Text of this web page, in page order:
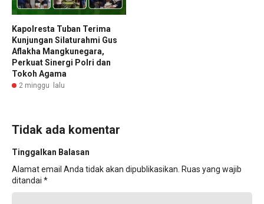
Kapolresta Tuban Terima
Kunjungan Silaturahmi Gus
Aflakha Mangkunegara,
Perkuat Sinergi Polri dan
Tokoh Agama
2 minggu lalu
Tidak ada komentar
Tinggalkan Balasan
Alamat email Anda tidak akan dipublikasikan. Ruas yang wajib
ditandai *